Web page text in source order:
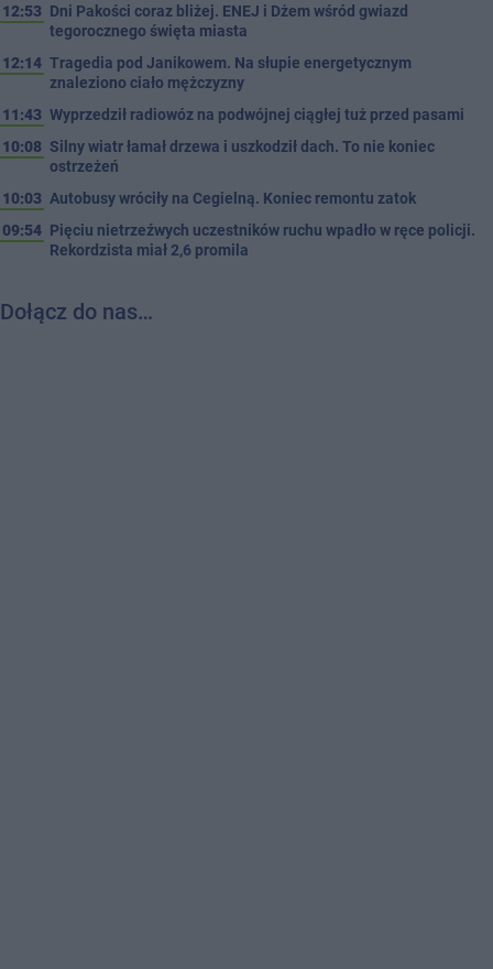
12:53 Dni Pakości coraz bliżej. ENEJ i Dżem wśród gwiazd
tegorocznego święta miasta
12:14 Tragedia pod Janikowem. Na słupie energetycznym
znaleziono ciało mężczyzny
11:43 Wyprzedził radiowóz na podwójnej ciągłej tuż przed pasami
10:08 Silny wiatr łamał drzewa i uszkodził dach. To nie koniec
ostrzeżeń
10:03 Autobusy wróciły na Cegielną. Koniec remontu zatok
09:54 Pięciu nietrzeźwych uczestników ruchu wpadło w ręce policji.
Rekordzista miał 2,6 promila
Dołącz do nas…